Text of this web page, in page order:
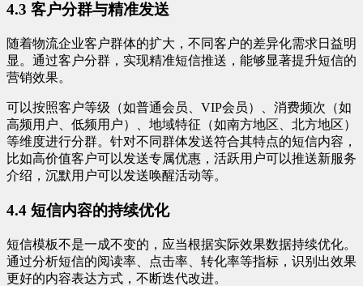
4.3 客户分群与精准发送
随着物流企业客户群体的扩大，不同客户的差异化需求日益明
显。通过客户分群，实现精准短信推送，能够显著提升短信的
营销效果。
可以按照客户等级（如普通会员、VIP会员）、消费频次（如
高频用户、低频用户）、地域特征（如南方地区、北方地区）
等维度进行分群。针对不同群体发送符合其特点的短信内容，
比如高价值客户可以发送专属优惠，活跃用户可以推送新服务
介绍，沉默用户可以发送唤醒活动等。
4.4 短信内容的持续优化
短信模板不是一成不变的，应当根据实际效果数据持续优化。
通过分析短信的阅读率、点击率、转化率等指标，识别出效果
更好的内容表达方式，不断迭代改进。